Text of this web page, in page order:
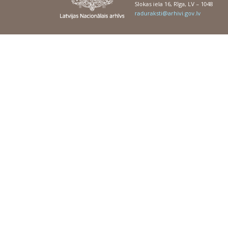
Slokas iela 16, Rīga, LV – 1048
raduraksti@arhivi.gov.lv